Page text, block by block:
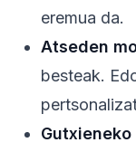
eremua da.
Atseden
besteak.